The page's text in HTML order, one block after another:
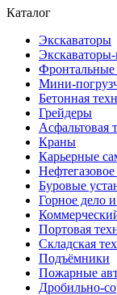
Каталог
Экскаваторы
Фронтальные
Мини-
Бетонная
Грейдеры
Асфальтовая
Краны
Карьерные
Буровые
Горное дело
Портовая
Складская
Подъёмники
Пожарные
Дробильно-